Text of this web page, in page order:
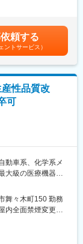
全業務は医療生産
い業務を担い、医
の安定供給」と
自己成長も実感で
ザー要望対応/生
）/生産工程設計
」「関連商品化」
製品を軸に各課で
・保守などを分担
業界出身）の方も
る環境です。
器を市場に送り出
できます。
性を理解し、業務
を学び活用して
能性があります。
頼する
ントサービス）
産性品質改
可
動車系、化学系メ
大級の医療機器メ
院用の体温計、血
インナップを持っ
舞々木町150 勤務
内全面禁煙変更の